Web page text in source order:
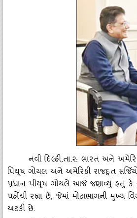
નવી દિલ્‍હી,તા.૨: ભારત અને
પિયૂષ ગોયલ અને અમેરિકી રાજદૂત
પ્રધાન પીયૂષ ગોયલે આજે જણાવ્‍યું હતું કે
પહોંચી રહ્યા છે, જેમાં મોટાભાગની
અટકી છે.